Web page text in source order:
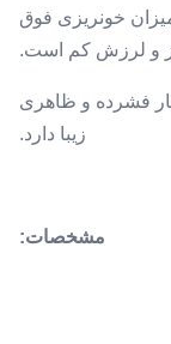
خونریزی فوق
و لرزش کم است.
فشرده و ظاهری
زیبا دارد.
مشخصات: